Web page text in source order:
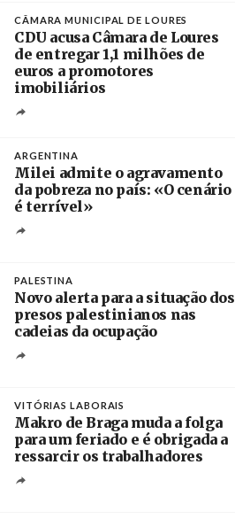
CÂMARA MUNICIPAL DE LOURES
CDU acusa Câmara de Loures
de entregar 1,1 milhões de
euros a promotores
imobiliários
ARGENTINA
Milei admite o agravamento
da pobreza no país: «O cenário
é terrível»
PALESTINA
Novo alerta para a situação dos
presos palestinianos nas
cadeias da ocupação
VITÓRIAS LABORAIS
Makro de Braga muda a folga
para um feriado e é obrigada a
ressarcir os trabalhadores